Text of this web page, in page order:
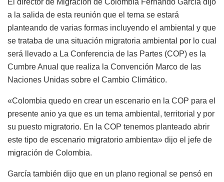
El director de Migración de Colombia Fernando García dijo
a la salida de esta reunión que el tema se estará
planteando de varias formas incluyendo el ambiental y que
se trataba de una situación migratoria ambiental por lo cual
será llevado a La Conferencia de las Partes (COP) es la
Cumbre Anual que realiza la Convención Marco de las
Naciones Unidas sobre el Cambio Climático.
«Colombia quedo en crear un escenario en la COP para el
presente anio ya que es un tema ambiental, territorial y por
su puesto migratorio. En la COP tenemos planteado abrir
este tipo de escenario migratorio ambienta» dijo el jefe de
migración de Colombia.
García también dijo que en un plano regional se pensó en